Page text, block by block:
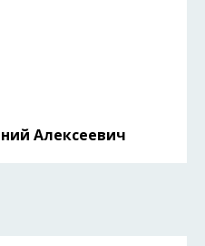
Алексеевич